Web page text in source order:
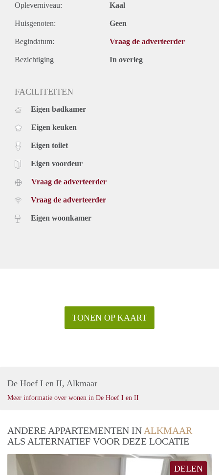
Opleverniveau: Kaal
Huisgenoten: Geen
Begindatum: Vraag de adverteerder
Bezichtiging In overleg
FACILITEITEN
Eigen badkamer
Eigen keuken
Eigen toilet
Eigen voordeur
Vraag de adverteerder
Vraag de adverteerder
Eigen woonkamer
TONEN OP KAART
De Hoef I en II, Alkmaar
Meer informatie over wonen in De Hoef I en II
ANDERE APPARTEMENTEN IN ALKMAAR
ALS ALTERNATIEF VOOR DEZE LOCATIE
DELEN